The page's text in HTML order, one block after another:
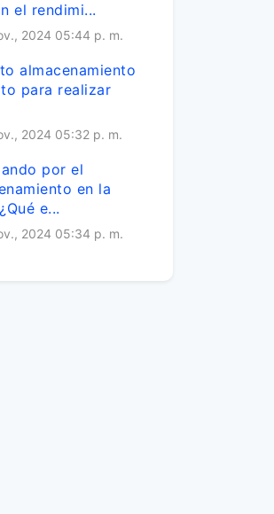
el rendimi...
2024 05:44 p. m.
almacenamiento
para realizar
2024 05:32 p. m.
por el
en la
e...
2024 05:34 p. m.